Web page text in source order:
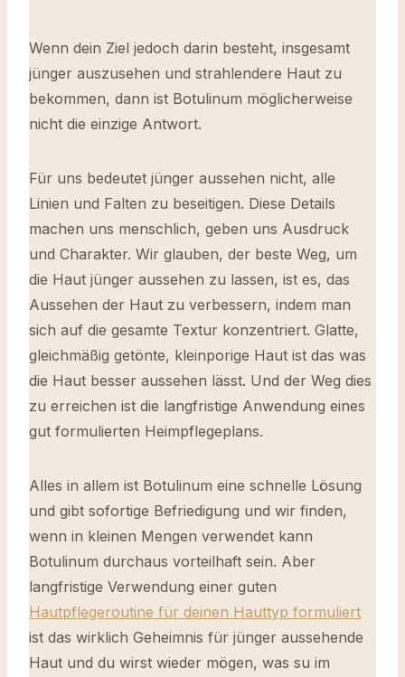
Wenn dein Ziel jedoch darin besteht, insgesamt
jünger auszusehen und strahlendere Haut zu
bekommen, dann ist Botulinum möglicherweise
nicht die einzige Antwort.
Für uns bedeutet jünger aussehen nicht, alle
Linien und Falten zu beseitigen. Diese Details
machen uns menschlich, geben uns Ausdruck
und Charakter. Wir glauben, der beste Weg, um
die Haut jünger aussehen zu lassen, ist es, das
Aussehen der Haut zu verbessern, indem man
sich auf die gesamte Textur konzentriert. Glatte,
gleichmäßig getönte, kleinporige Haut ist das was
die Haut besser aussehen lässt. Und der Weg dies
zu erreichen ist die langfristige Anwendung eines
gut formulierten Heimpflegeplans.
Alles in allem ist Botulinum eine schnelle Lösung
und gibt sofortige Befriedigung und wir finden,
wenn in kleinen Mengen verwendet kann
Botulinum durchaus vorteilhaft sein. Aber
langfristige Verwendung einer guten
Hautpflegeroutine für deinen Hauttyp formuliert
ist das wirklich Geheimnis für jünger aussehende
Haut und du wirst wieder mögen, was su im